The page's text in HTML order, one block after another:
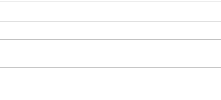
計画は立てなくていい⁈